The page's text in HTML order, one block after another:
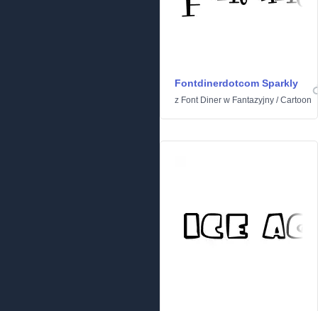
Fontdinerdotcom Sparkly
z Font Diner w Fantazyjny /Cartoon